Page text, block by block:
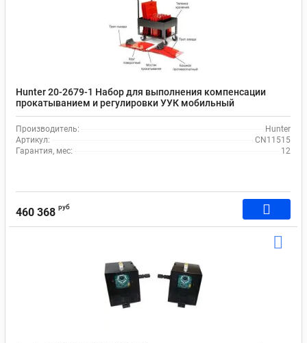
Hunter 20-2679-1 Набор для выполнения компенсации
прокатыванием и регулировки УУК мобильный
Производитель:
Hunter
Артикул:
CN11515
Гарантия, мес:
12
460 368 руб